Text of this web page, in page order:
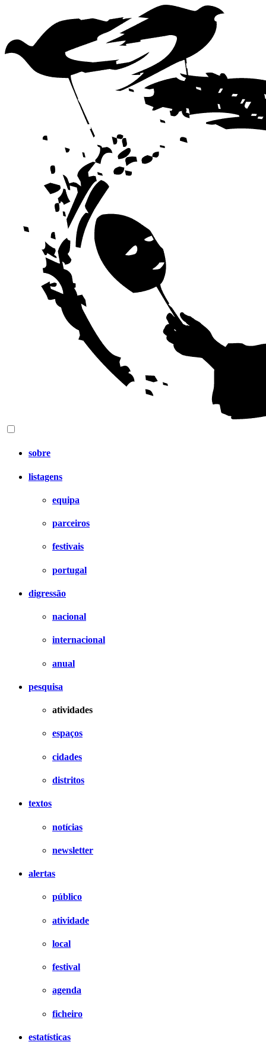
sobre
listagens
equipa
parceiros
festivais
portugal
digressão
nacional
internacional
anual
pesquisa
atividades
espaços
cidades
distritos
textos
notícias
newsletter
alertas
público
atividade
local
festival
agenda
ficheiro
estatísticas